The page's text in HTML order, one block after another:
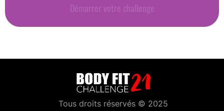
Tous droits réservés © 2025